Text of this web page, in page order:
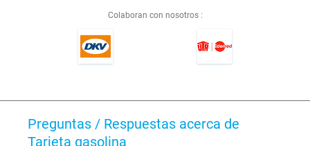
Colaboran con nosotros :
Preguntas / Respuestas acerca de
Tarjeta gasolina